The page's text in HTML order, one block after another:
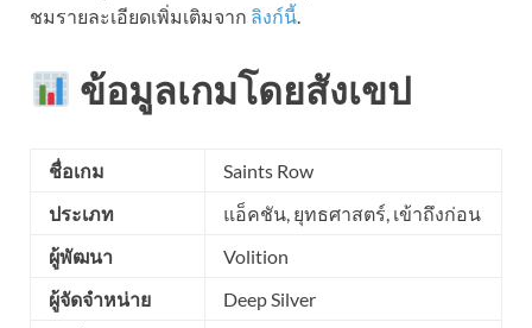
ชมรายละเอียดเพิ่มเติมจาก ลิงก์นี้.
ข้อมูลเกมโดยสังเขป
ชื่อเกม
Saints Row
ประเภท
แอ็คชัน, ยุทธศาสตร์, เข้าถึงก่อน
ผู้พัฒนา
Volition
ผู้จัดจำหน่าย
Deep Silver